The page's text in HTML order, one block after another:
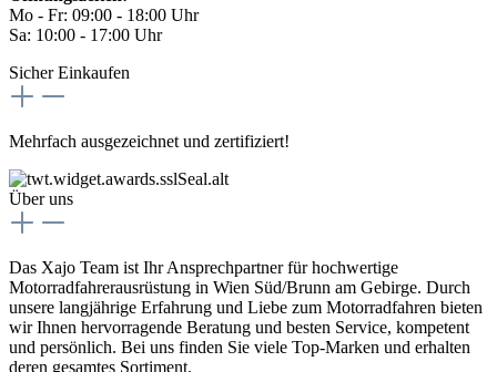
Mo - Fr: 09:00 - 18:00 Uhr
Sa: 10:00 - 17:00 Uhr
Sicher Einkaufen
Mehrfach ausgezeichnet und zertifiziert!
Über uns
Das Xajo Team ist Ihr Ansprechpartner für hochwertige
Motorradfahrerausrüstung in Wien Süd/Brunn am Gebirge. Durch
unsere langjährige Erfahrung und Liebe zum Motorradfahren bieten
wir Ihnen hervorragende Beratung und besten Service, kompetent
und persönlich. Bei uns finden Sie viele Top-Marken und erhalten
deren gesamtes Sortiment.